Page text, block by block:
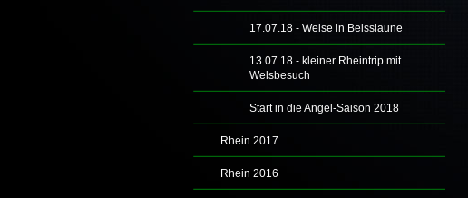
17.07.18 - Welse in Beisslaune
13.07.18 - kleiner Rheintrip mit
Welsbesuch
Start in die Angel-Saison 2018
Rhein 2017
Rhein 2016